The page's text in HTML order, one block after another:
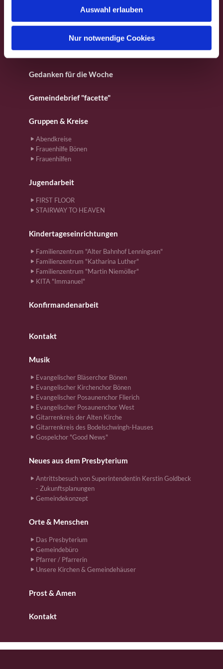
Auswahl erlauben
Nur notwendige Cookies
Für Kinder
Gebete
Gedanken für die Woche
Gemeindebrief "facette"
Gruppen & Kreise
Abendkreise
Frauenhilfe Bönen
Frauenhilfen
Jugendarbeit
FIRST FLOOR
STAIRWAY TO HEAVEN
Kindertageseinrichtungen
Familienzentrum "Alter Bahnhof Lenningsen"
Familienzentrum "Katharina Luther"
Familienzentrum "Martin Niemöller"
KITA "Immanuel"
Konfirmandenarbeit
Kontakt
Musik
Evangelischer Bläserchor Bönen
Evangelischer Kirchenchor Bönen
Evangelischer Posaunenchor Flierich
Evangelischer Posaunenchor West
Gitarrenkreis der Alten Kirche
Gitarrenkreis des Bodelschwingh-Hauses
Gospelchor "Good News"
Neues aus dem Presbyterium
Antrittsbesuch von Superintendentin Kerstin Goldbeck
- Zukunftsplanungen
Gemeindekonzept
Orte & Menschen
Das Presbyterium
Gemeindebüro
Pfarrer / Pfarrerin
Unsere Kirchen & Gemeindehäuser
Prost & Amen
Kontakt